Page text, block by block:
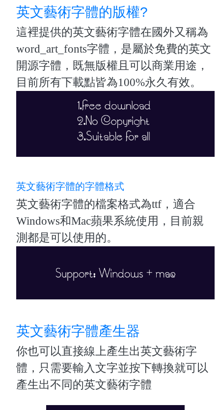
英文藝術字體的版權?
這裡提供的英文藝術字體在國外又稱為
word_art_fonts字體，是屬於免費的英文
開源字體，既無版權且可以商業用途，
目前所有下載點皆為100%永久有效。
英文藝術字體的字體格式
英文藝術字體的檔案格式為ttf，適合
Windows和Mac蘋果系統使用，目前親
測都是可以使用的。
英文藝術字體產生器
你也可以直接線上產生出英文藝術字
體，只需要輸入文字並按下轉換就可以
產生出不同的英文藝術字體